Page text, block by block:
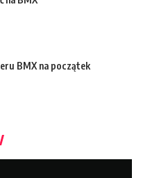
BMX na początek